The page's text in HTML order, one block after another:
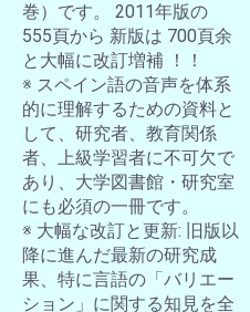
巻）です。 2011年版の
555頁から 新版は 700頁余
と大幅に改訂増補 ！！
※ スペイン語の音声を体系
的に理解するための資料と
して、研究者、教育関係
者、上級学習者に不可欠で
あり、大学図書館・研究室
にも必須の一冊です。
※ 大幅な改訂と更新: 旧版以
降に進んだ最新の研究成
果、特に言語の「バリエー
ション」に関する知見を全